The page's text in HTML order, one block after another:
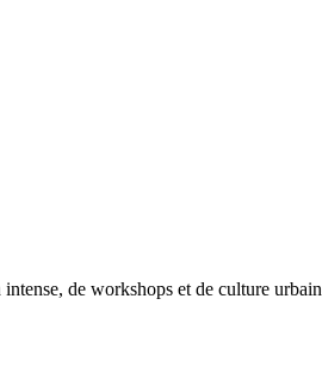
de workshops et de culture